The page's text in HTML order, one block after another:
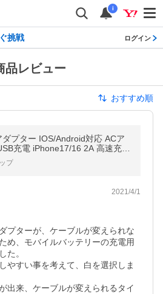
i
挑戦 ログイン
品レビュー
おすすめ順
ダプター IOS/Android対応 ACア
充電 iPhone17/16 2A 高速充電
ーム機/スマホ充電器 ACコンセン
加入済み製品・安心】
プ
2021/4/1
プターが、ケーブルが変えられな
め、モバイルバッテリーの充電用
た。
やすい事を考えて、白を選択しま
出来、ケーブルが変えられるタイ